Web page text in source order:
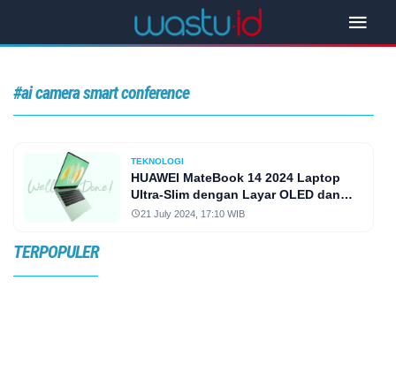
#ai camera smart conference
TEKNOLOGI
HUAWEI MateBook 14 2024 Laptop
Ultra-Slim dengan Layar OLED dan
Performa Tinggi
21 July 2024, 17:10 WIB
TERPOPULER